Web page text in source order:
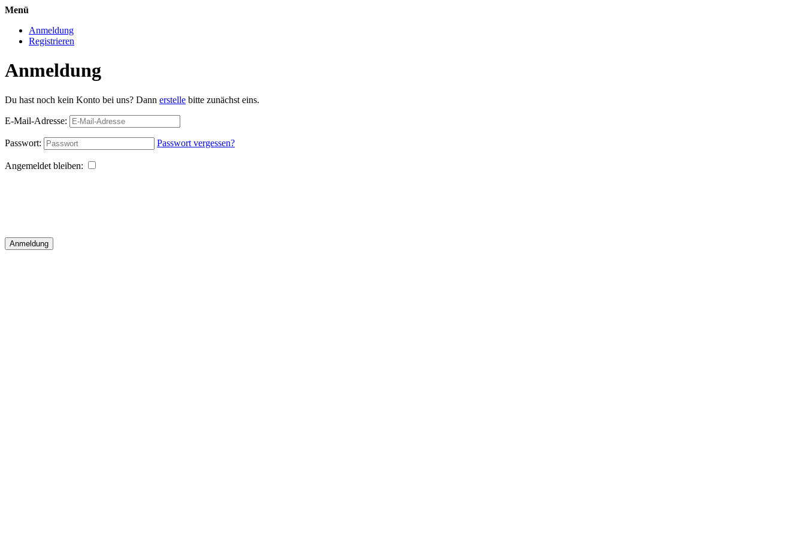
Menü
Anmeldung
Registrieren
Anmeldung
Du hast noch kein Konto bei uns? Dann erstelle bitte zunächst eins.
E-Mail-Adresse:
Passwort: Passwort vergessen?
Angemeldet bleiben:
Anmeldung